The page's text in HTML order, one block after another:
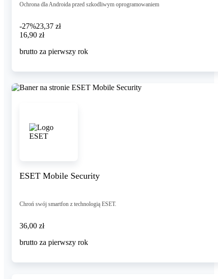
Ochrona dla Androida przed szkodliwym oprogramowaniem
-27%23,37 zł
16,90 zł
16,90 zł
brutto za pierwszy rok
ESET Mobile Security
Chroń swój smartfon z technologią ESET.
36,00 zł
36,00 zł
brutto za pierwszy rok